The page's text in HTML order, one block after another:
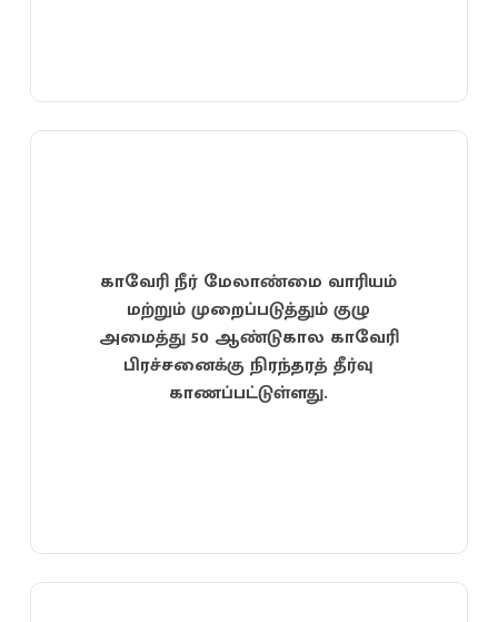
காவேரி நீர் மேலாண்மை வாரியம்
மற்றும் முறைப்படுத்தும் குழு
அமைத்து 50 ஆண்டுகால காவேரி
பிரச்சனைக்கு நிரந்தரத் தீர்வு
காணப்பட்டுள்ளது.